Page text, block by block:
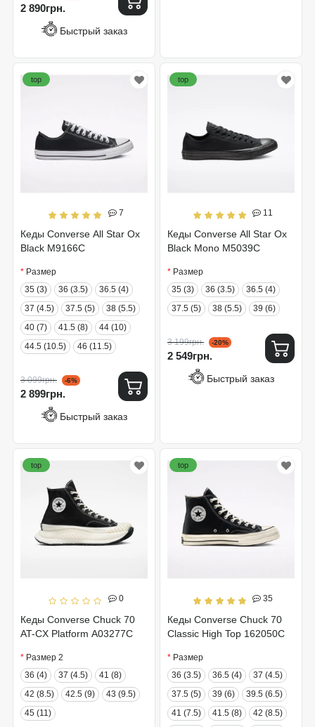
2 890грн.
Быстрый заказ
7
Кеды Converse All Star Ox
Black M9166C
top
Размер
35 (3)
36 (3.5)
36.5 (4)
37 (4.5)
37.5 (5)
38 (5.5)
40 (7)
41.5 (8)
44 (10)
44.5 (10.5)
46 (11.5)
3 099грн. -6%
2 899грн.
Быстрый заказ
11
Кеды Converse All Star Ox
Black Mono M5039C
top
Размер
35 (3)
36 (3.5)
36.5 (4)
37.5 (5)
38 (5.5) 39 (6)
3 199грн. -20%
2 549грн.
Быстрый заказ
0
Кеды Converse Chuck 70
AT-CX Platform A03277C
top
Размер 2
36 (4)
37 (4.5)
41 (8)
42 (8.5)
42.5 (9)
43 (9.5)
45 (11)
35
Кеды Converse Chuck 70
Classic High Top 162050C
top
Размер
36 (3.5)
36.5 (4)
37 (4.5)
37.5 (5)
39 (6)
39.5 (6.5)
41 (7.5)
41.5 (8)
42 (8.5)